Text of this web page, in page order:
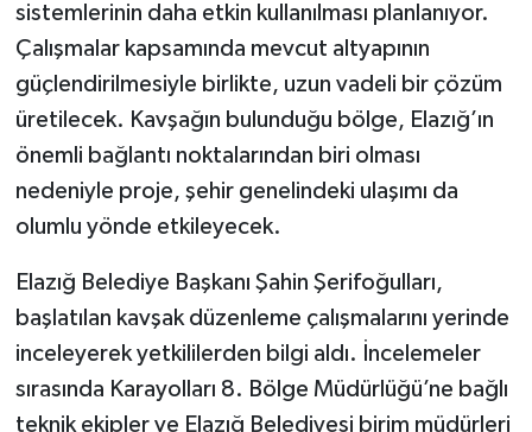
sistemlerinin daha etkin kullanılması planlanıyor.
Çalışmalar kapsamında mevcut altyapının
güçlendirilmesiyle birlikte, uzun vadeli bir çözüm
üretilecek. Kavşağın bulunduğu bölge, Elazığ’ın
önemli bağlantı noktalarından biri olması
nedeniyle proje, şehir genelindeki ulaşımı da
olumlu yönde etkileyecek.
Elazığ Belediye Başkanı Şahin Şerifoğulları,
başlatılan kavşak düzenleme çalışmalarını yerinde
inceleyerek yetkililerden bilgi aldı. İncelemeler
sırasında Karayolları 8. Bölge Müdürlüğü’ne bağlı
teknik ekipler ve Elazığ Belediyesi birim müdürleri